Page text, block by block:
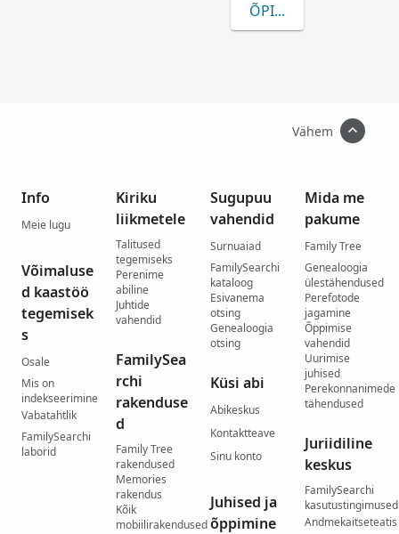
ÕPI ROHKEM
Vähem
Info
Meie lugu
Võimaluse
d kaastöö
tegemisek
s
Osale
Mis on
indekseerimine
Vabatahtlik
FamilySearchi
laborid
Kiriku
liikmetele
Talitused
tegemiseks
Perenime
abiline
Juhtide
vahendid
FamilySea
rchi
rakenduse
d
Family Tree
rakendused
Memories
rakendus
Kõik
mobiilirakendused
Sugupuu
vahendid
Surnuaiad
FamilySearchi
kataloog
Esivanema
otsing
Genealoogia
otsing
Küsi abi
Abikeskus
Kontaktteave
Sinu konto
Juhised ja
õppimine
Mida me
pakume
Family Tree
Genealoogia
ülestähendused
Perefotode
jagamine
Õppimise
vahendid
Uurimise
juhised
Perekonnanimede
tähendused
Juriidiline
keskus
FamilySearchi
kasutustingimused
Andmekaitseteatis